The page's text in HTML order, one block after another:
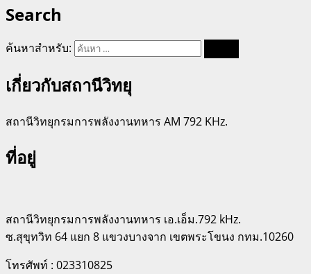
Search
ค้นหาสำหรับ:
เกี่ยวกับสถานีวิทยุ
สถานีวิทยุกรมการพลังงานทหาร AM 792 KHz.
ที่อยู่
สถานีวิทยุกรมการพลังงานทหาร เอ.เอ็ม.792 kHz.
ซ.สุขุทวิท 64 แยก 8 แขวงบางจาก เขตพระโขนง กทม.10260
โทรศัพท์ : 023310825